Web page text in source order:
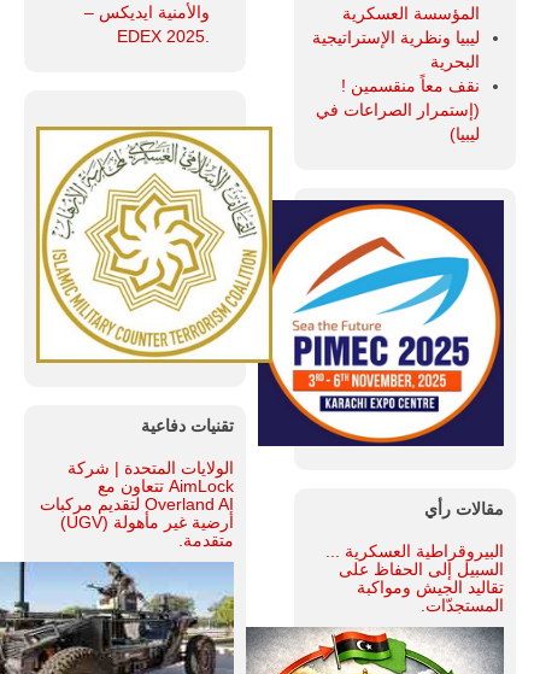
المؤسسة العسكرية
ليبيا ونظرية الإستراتيجية
البحرية
نقف معاً منقسمين !
(إستمرار الصراعات في
ليبيا)
مقالات رأي
البيروقراطية العسكرية ...
السبيل إلى الحفاظ على
تقاليد الجيش ومواكبة
المستجدّات.
والأمنية ايديكس ‒
تقنيات دفاعية
الولايات المتحدة | شركة
AimLock تتعاون مع
Overland AI لتقديم مركبات
أرضية غير مأهولة (UGV)
متقدمة.